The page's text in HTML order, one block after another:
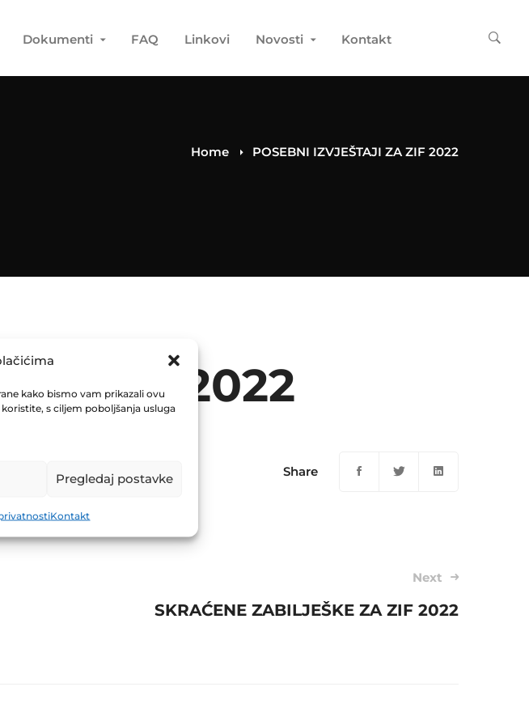
kako bismo vam prikazali ovu
s ciljem poboljšanja usluga
Pregledaj postavke
Kontakt
Dokumenti FAQ Linkovi Novosti Kontakt
Home POSEBNI IZVJEŠTAJI ZA ZIF 2022
ZA ZIF 2022
Share
Next
SKRAĆENE ZABILJEŠKE ZA ZIF 2022